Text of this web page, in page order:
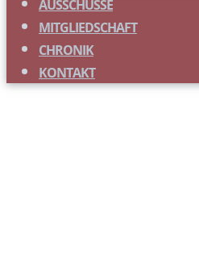
AUSSCHÜSSE
MITGLIEDSCHAFT
CHRONIK
KONTAKT